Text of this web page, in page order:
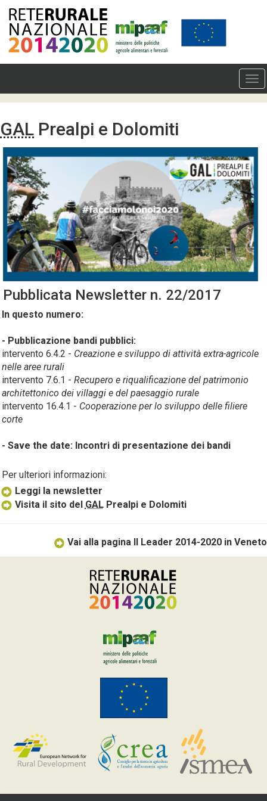
GAL Prealpi e Dolomiti
Pubblicata Newslettern. 22/2017
In questo numero:
- Pubblicazione bandi pubblici:
intervento 6.4.2 - Creazione e sviluppo di attività extra-agricole
nelle aree rurali
intervento 7.6.1 - Recupero e riqualificazione del patrimonio
architettonico dei villaggi e del paesaggio rurale
intervento 16.4.1 - Cooperazione per lo sviluppo delle filiere
corte
- Save the date: Incontri di presentazione dei bandi
Per ulteriori informazioni:
Leggi la newsletter
Visita il sito del GALPrealpi e Dolomiti
Vai alla pagina Il Leader 2014-2020 in Veneto